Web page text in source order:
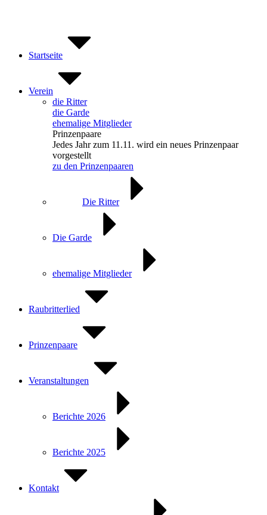
Startseite
Verein
die Ritter
die Garde
ehemalige Mitglieder
Prinzenpaare
Jedes Jahr zum 11.11. wird ein neues Prinzenpaar
vorgestellt
zu den Prinzenpaaren
Die Ritter
Die Garde
ehemalige Mitglieder
Raubritterlied
Prinzenpaare
Veranstaltungen
Berichte 2026
Berichte 2025
Kontakt